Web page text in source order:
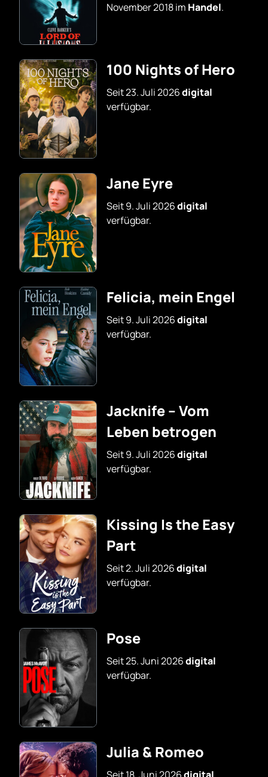
November 2018 im Handel.
100 Nights of Hero
Seit 23. Juli 2026digital
verfügbar.
Jane Eyre
Seit 9. Juli 2026digital
verfügbar.
Felicia, mein Engel
Seit 9. Juli 2026digital
verfügbar.
Jacknife – Vom
Leben betrogen
Seit 9. Juli 2026digital
verfügbar.
Kissing Is the Easy
Part
Seit 2. Juli 2026digital
verfügbar.
Pose
Seit 25. Juni 2026digital
verfügbar.
Julia & Romeo